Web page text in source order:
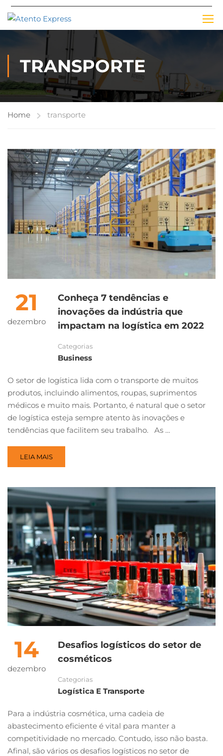
TRANSPORTE
Home transporte
21
dezembro
Conheça 7 tendências e
inovações da indústria que
impactam na logística em 2022
Categorias
Business
O setor de logística lida com o transporte de muitos
produtos, incluindo alimentos, roupas, suprimentos
médicos e muito mais. Portanto, é natural que o setor
de logística esteja sempre atento às inovações e
tendências que facilitem seu trabalho. As …
LEIA MAIS
14
dezembro
Desafios logísticos do setor de
cosméticos
Categorias
Logística E Transporte
Para a indústria cosmética, uma cadeia de
abastecimento eficiente é vital para manter a
competitividade no mercado. Contudo, isso não basta.
Afinal, são vários os desafios logísticos no setor de